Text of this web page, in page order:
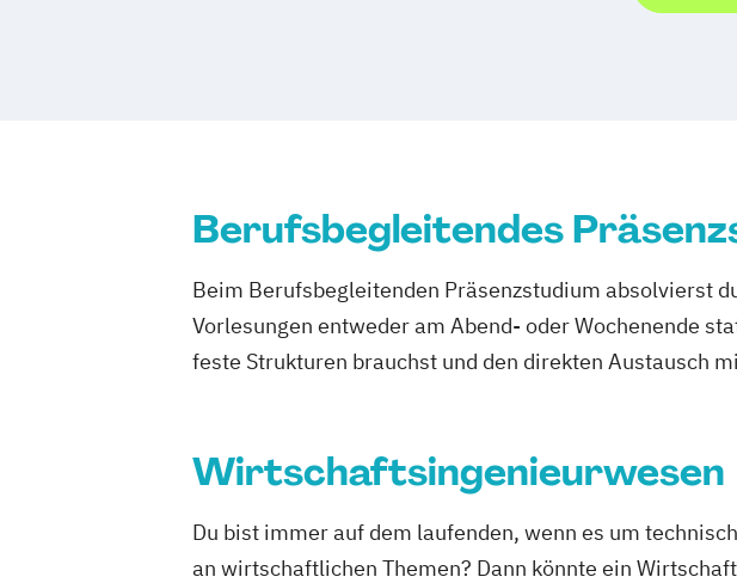
Management und IT
Marketing und Verkauf
Personalmanagement Führung und Organisation
Berufsbegleitendes
Beim Berufsbegleitenden Präsenzstudium absolvierst
Vorlesungen entweder am Abend- oder Wochenende
feste Strukturen brauchst und den direkten Austausch
Wirtschaftsingenieurwesen
Du bist immer auf dem laufenden, wenn es um
an wirtschaftlichen Themen? Dann könnte ein